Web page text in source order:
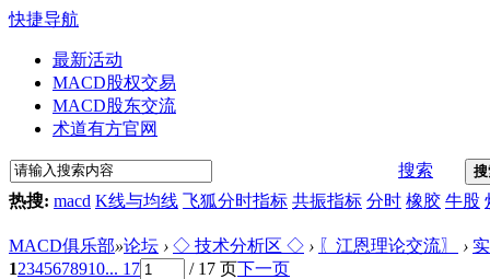
快捷导航
最新活动
MACD股权交易
MACD股东交流
术道有方官网
搜索
热搜: macd K线与均线 飞狐分时指标 共振指标 分时 橡胶 牛股
MACD俱乐部»论坛 › ◇ 技术分析区 ◇ › 〖江恩理论交流〗 ›
12345678910... 17 / 17 页下一页